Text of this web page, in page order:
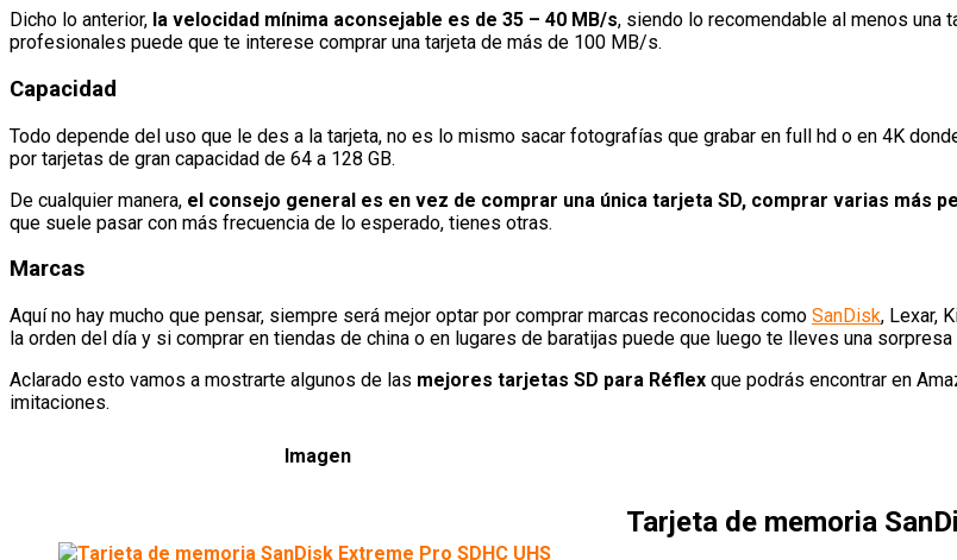
Dicho lo anterior, la velocidad mínima aconsejable es de 35 – 40 MB/s, siendo lo recomendable al menos una
profesionales puede que te interese comprar una tarjeta de más de 100 MB/s.
Capacidad
Todo depende del uso que le des a la tarjeta, no es lo mismo sacar fotografías que grabar en full hd o en 4K
por tarjetas de gran capacidad de 64 a 128 GB.
De cualquier manera, el consejo general es en vez de comprar una única tarjeta SD, comprar varias más
que suele pasar con más frecuencia de lo esperado, tienes otras.
Marcas
Aquí no hay mucho que pensar, siempre será mejor optar por comprar marcas reconocidas como SanDisk, Lexar,
la orden del día y si comprar en tiendas de china o en lugares de baratijas puede que luego te lleves una
Aclarado esto vamos a mostrarte algunos de las mejores tarjetas SD para Réflex que podrás encontrar en
imitaciones.
Imagen
Tarjeta de memoria